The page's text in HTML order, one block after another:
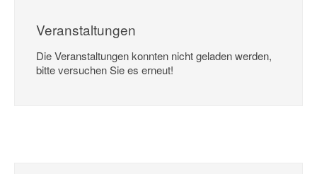
Veranstaltungen
Die Veranstaltungen konnten nicht geladen werden,
bitte versuchen Sie es erneut!